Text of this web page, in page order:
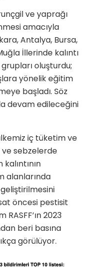
ve yaprağı
amacıyla
Antalya, Bursa,
İllerinde kalıntı
oluşturdu;
yönelik eğitim
başladı. Söz
devam edileceğini
iç tüketim ve
sebzelerde
alanlarında
öncesi pestisit
2023
beri basına
görülüyor.